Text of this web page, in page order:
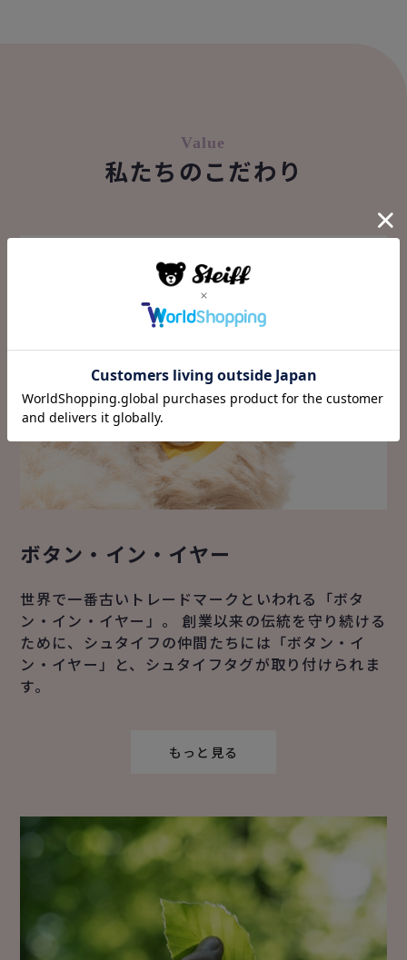
Value
私たちのこだわり
ボタン・イン・イヤー
世界で一番古いトレードマークといわれる「ボタ
ン・イン・イヤー」。 創業以来の伝統を守り続ける
ために、シュタイフの仲間たちには「ボタン・イ
ン・イヤー」と、シュタイフタグが取り付けられま
す。
もっと見る